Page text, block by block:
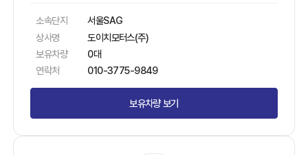
소속단지
서울SAG
상사명
도이치모터스(주)
보유차량
0대
연락처
010-3775-9849
보유차량 보기